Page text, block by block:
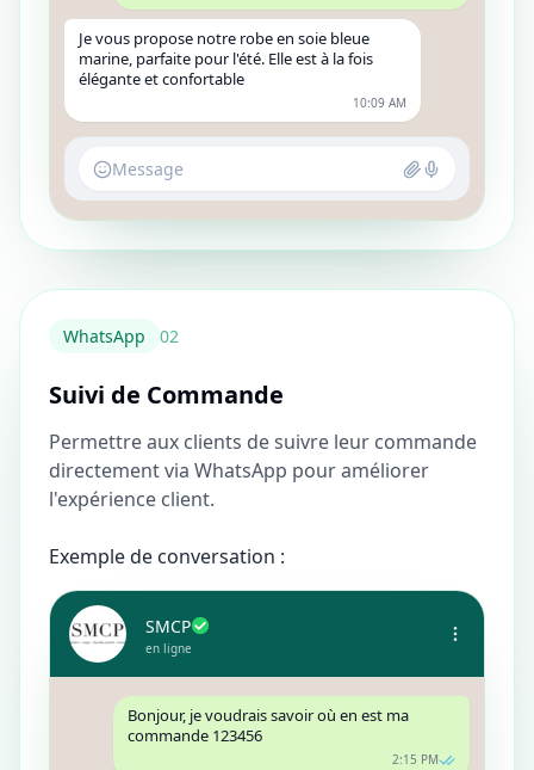
Je vous propose notre robe en soie bleue
marine, parfaite pour l'été. Elle est à la fois
élégante et confortable
10:09 AM
Message
WhatsApp 02
Suivi de Commande
Permettre aux clients de suivre leur commande
directement via WhatsApp pour améliorer
l'expérience client.
Exemple de conversation :
SMCP
en ligne
Bonjour, je voudrais savoir où en est ma
commande 123456
2:15 PM